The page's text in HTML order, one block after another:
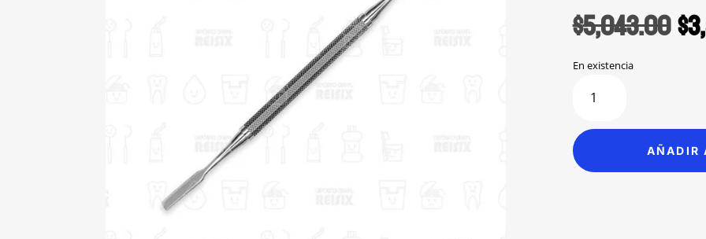
$5,043.00$
En existencia
para
Miller
Colburn
2X
AÑADIR